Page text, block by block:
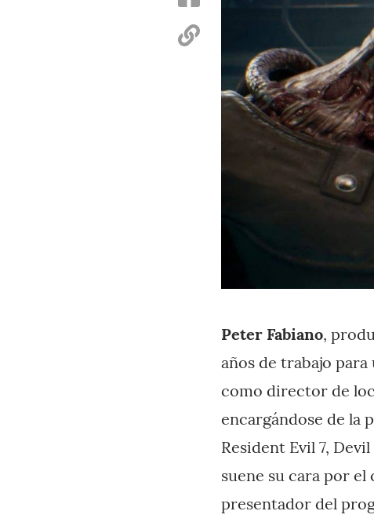
Peter Fabiano,
años de trabajo para
como director de
encargándose de la
Resident Evil 7,
suene su cara por el
presentador del